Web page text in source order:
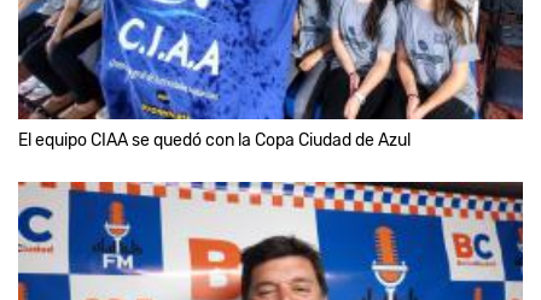
El equipo CIAA se quedó con la Copa Ciudad de Azul